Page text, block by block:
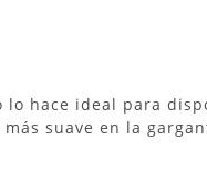
lo hace ideal para
suave en la